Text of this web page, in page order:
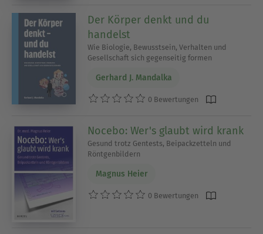
Der Körper denkt und du
handelst
Wie Biologie, Bewusstsein, Verhalten und
Gesellschaft sich gegenseitig formen
Gerhard J. Mandalka
0 Bewertungen
Nocebo: Wer's glaubt wird krank
Gesund trotz Gentests, Beipackzetteln und
Röntgenbildern
Magnus Heier
0 Bewertungen